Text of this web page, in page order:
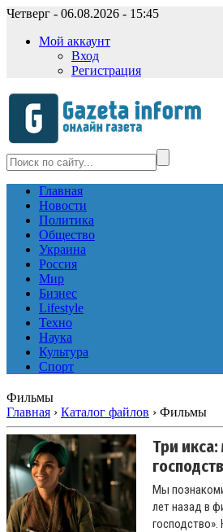
Четверг - 06.08.2026 - 15:45
Мой аккаунт
Вход
Регистрация
Главная
Новости
Политика
Общество
Украина
Россия
Мир
Бизнес
Lifestyle
Техно
Наука
Культура
Спорт
Фильмы
Главная › Каталог файлов › Фильмы
Три
Мы
лет назад в